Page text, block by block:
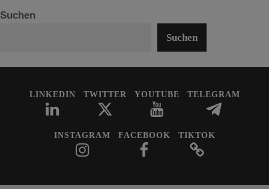
Suchen
Suchen
LINKEDIN TWITTER YOUTUBE TELEGRAM
INSTAGRAM FACEBOOK TIKTOK